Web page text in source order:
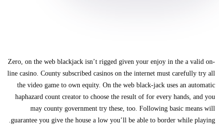
Zero, on the web blackjack isn’t rigged given your enjoy in the a valid on-
line casino. County subscribed casinos on the internet must carefully try all
the video game to own equity. On the web black-jack uses an automatic
haphazard count creator to choose the result of for every hands, and you
may county government try these, too. Following basic means will
guarantee you give the house a low you’ll be able to border while playing.